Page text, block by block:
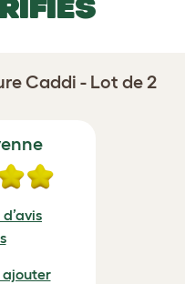
Caddi - Lot de 2
ajouter